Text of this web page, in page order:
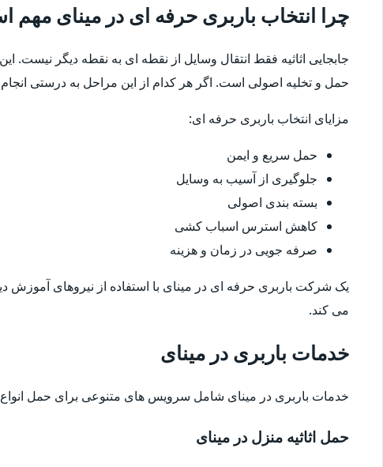
چرا انتخاب باربری حرفه ای در مینای مهم
جابجایی اثاثیه فقط انتقال وسایل از نقطه ای به نقطه دیگر نیست.
حمل و تخلیه اصولی است. اگر هر کدام از این مراحل به درستی
مزایای انتخاب باربری حرفه ای:
حمل سریع و ایمن
جلوگیری از آسیب به وسایل
بسته بندی اصولی
کاهش استرس اسباب کشی
صرفه جویی در زمان و هزینه
یک شرکت باربری حرفه ای در مینای با استفاده از نیروهای آموزش
می کند.
خدمات باربری در مینای
خدمات باربری در مینای شامل سرویس های متنوعی برای حمل
حمل اثاثیه منزل در مینای